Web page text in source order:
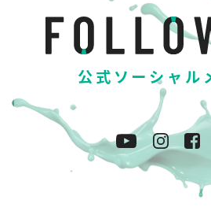
公式ソーシャル